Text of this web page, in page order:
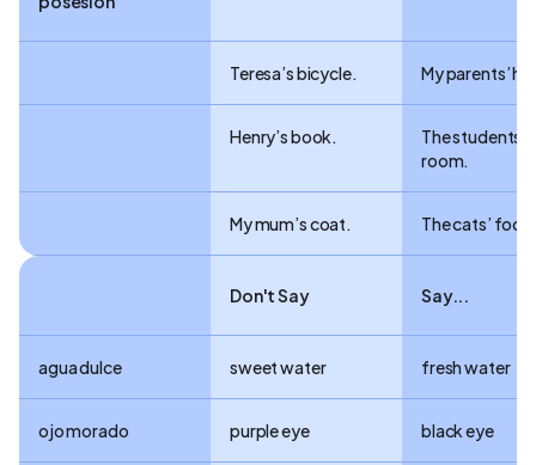
Teresa’s bicycle. My parents’
Henry’s book.
The students’
room.
My mum’s coat. The cats’
Don't Say Say...
agua dulce sweet water fresh water
ojo morado purple eye black eye